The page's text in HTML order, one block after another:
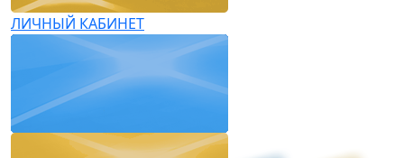
ЛИЧНЫЙ КАБИНЕТ